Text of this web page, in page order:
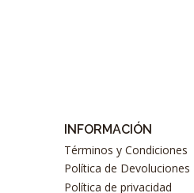
INFORMACIÓN
Términos y Condiciones
Política de Devoluciones
Política de privacidad